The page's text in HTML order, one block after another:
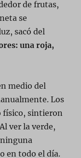
de frutas,
se
sacó del
una roja,
medio del
Los
físico, sintieron
ver la verde,
en todo el día.